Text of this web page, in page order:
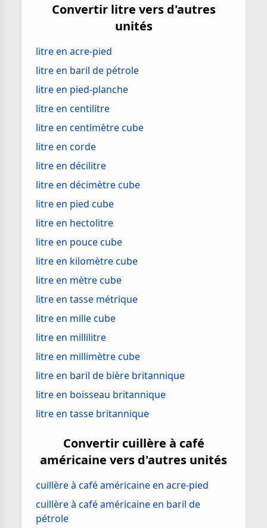
Convertir litre vers d'autres
unités
litre en acre-pied
litre en baril de pétrole
litre en pied-planche
litre en centilitre
litre en centimètre cube
litre en corde
litre en décilitre
litre en décimètre cube
litre en pied cube
litre en hectolitre
litre en pouce cube
litre en kilomètre cube
litre en mètre cube
litre en tasse métrique
litre en mille cube
litre en millilitre
litre en millimètre cube
litre en baril de bière britannique
litre en boisseau britannique
litre en tasse britannique
Convertir cuillère à café
américaine vers d'autres unités
cuillère à café américaine en acre-pied
cuillère à café américaine en baril de
pétrole